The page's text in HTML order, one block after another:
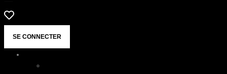
SE CONNECTER